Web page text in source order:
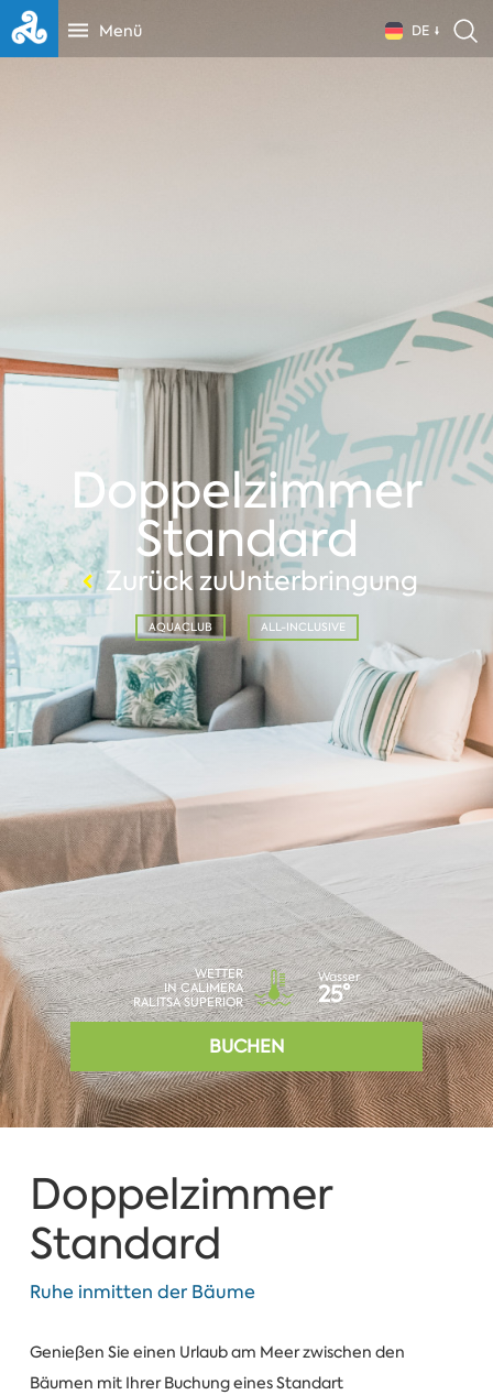
Menü DE
Doppelzimmer
Standard
Zurück zuUnterbringung
AQUACLUB ALL-INCLUSIVE
WETTER
IN CALIMERA
RALITSA SUPERIOR
Wasser
25°
BUCHEN
Doppelzimmer
Standard
Ruhe inmitten der Bäume
Genießen Sie einen Urlaub am Meer zwischen den
Bäumen mit Ihrer Buchung eines Standart